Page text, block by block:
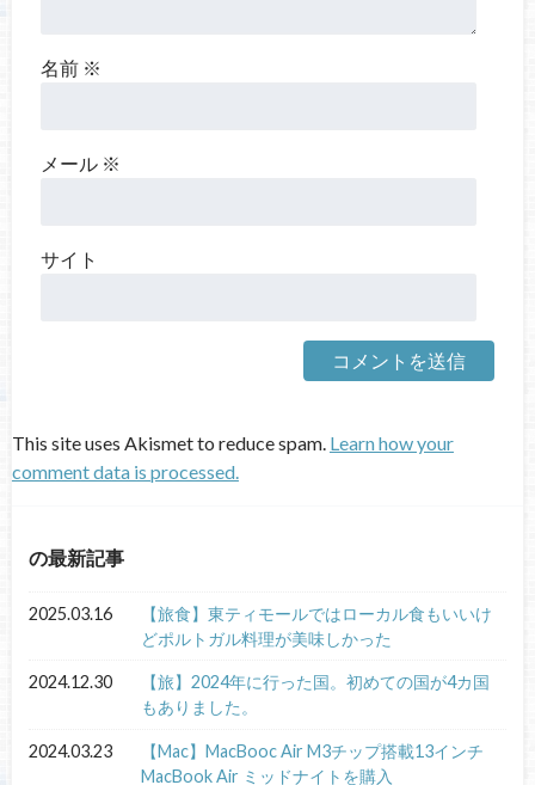
名前 ※
メール ※
サイト
This site uses Akismet to reduce spam. Learn how your
comment data is processed.
の最新記事
2025.03.16
【旅食】東ティモールではローカル食もいいけ
どポルトガル料理が美味しかった
2024.12.30
【旅】2024年に行った国。初めての国が4カ国
もありました。
2024.03.23
【Mac】MacBooc Air M3チップ搭載13インチ
MacBook Air ミッドナイトを購入